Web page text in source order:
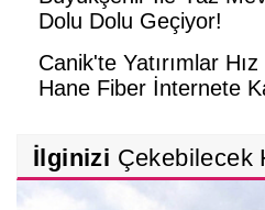
Dolu Dolu Geçiyor!
Canik'te Yatırımlar
Hane Fiber İnternete
TÜRKYED Genel
‘Gençliğine Sahip
İlginizi Çekebilecek